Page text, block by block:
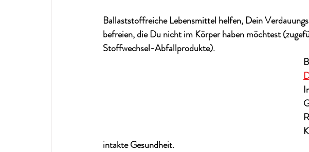
Ballaststoffreiche Lebensmittel helfen, Dein
befreien, die Du nicht im Körper haben möchtest
Stoffwechsel-Abfallprodukte).
intakte Gesundheit.